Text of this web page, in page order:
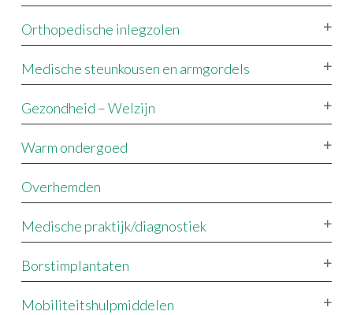
Orthopedische inlegzolen
Medische steunkousen en armgordels
Gezondheid – Welzijn
Warm ondergoed
Overhemden
Medische praktijk/diagnostiek
Borstimplantaten
Mobiliteitshulpmiddelen